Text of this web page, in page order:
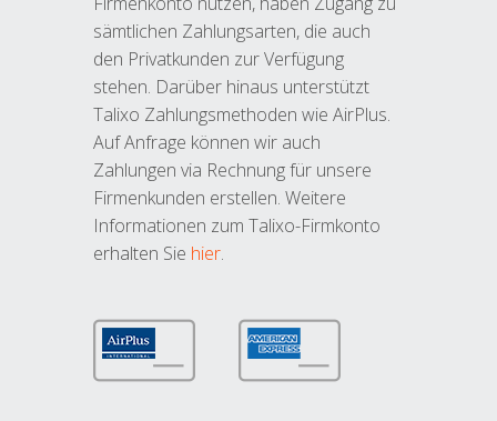
sämtlichen Zahlungsarten, die auch
den Privatkunden zur Verfügung
stehen. Darüber hinaus unterstützt
Talixo Zahlungsmethoden wie AirPlus.
Auf Anfrage können wir auch
Zahlungen via Rechnung für unsere
Firmenkunden erstellen. Weitere
Informationen zum Talixo-Firmkonto
erhalten Sie hier.